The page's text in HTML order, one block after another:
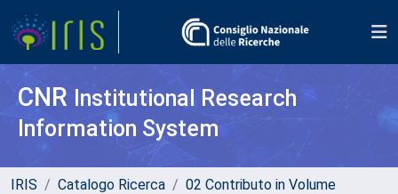
CNR Institutional Research
Information System
IRIS Catalogo Ricerca
02 Contributo in Volume